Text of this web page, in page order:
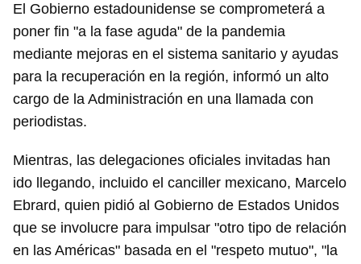
El Gobierno estadounidense se comprometerá a
poner fin "a la fase aguda" de la pandemia
mediante mejoras en el sistema sanitario y ayudas
para la recuperación en la región, informó un alto
cargo de la Administración en una llamada con
periodistas.
Mientras, las delegaciones oficiales invitadas han
ido llegando, incluido el canciller mexicano, Marcelo
Ebrard, quien pidió al Gobierno de Estados Unidos
que se involucre para impulsar "otro tipo de relación
en las Américas" basada en el "respeto mutuo", "la